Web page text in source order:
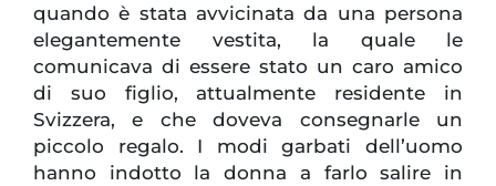
quando è stata avvicinata da una persona
elegantemente vestita, la quale le
comunicava di essere stato un caro amico
di suo figlio, attualmente residente in
Svizzera, e che doveva consegnarle un
piccolo regalo. I modi garbati dell’uomo
hanno indotto la donna a farlo salire in